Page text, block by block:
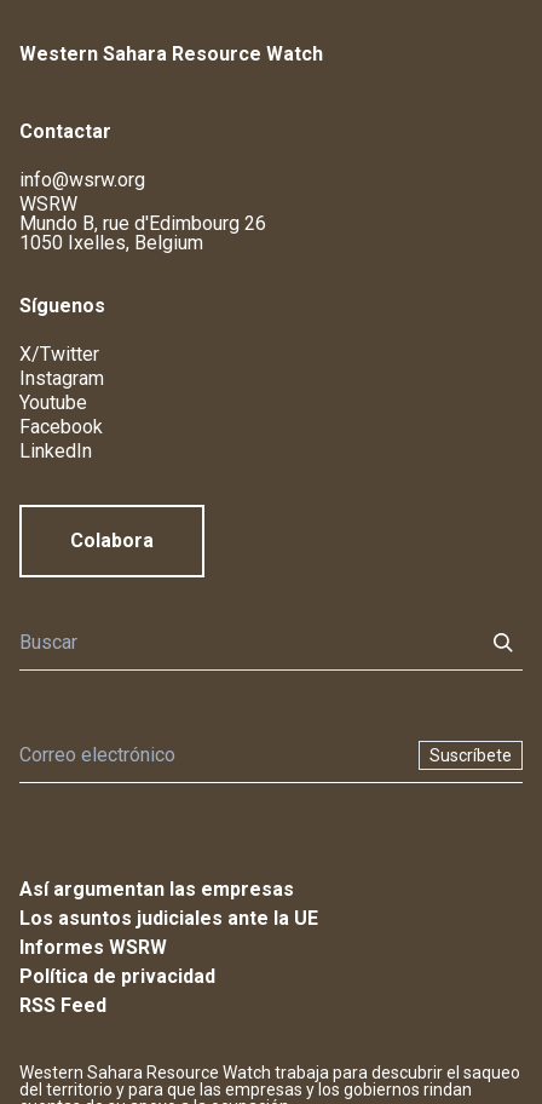
Western Sahara Resource Watch
Contactar
info@wsrw.org
WSRW
Mundo B, rue d'Edimbourg 26
1050 Ixelles, Belgium
Síguenos
X/Twitter
Instagram
Youtube
Facebook
LinkedIn
Colabora
Suscríbete
Así argumentan las empresas
Los asuntos judiciales ante la UE
Informes WSRW
Política de privacidad
RSS Feed
Western Sahara Resource Watch trabaja para descubrir el saqueo
del territorio y para que las empresas y los gobiernos rindan